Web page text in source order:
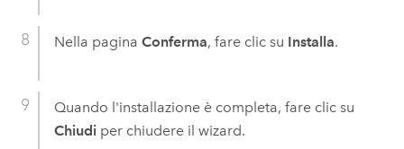
Nella pagina Conferma, fare clic su Installa.
Quando l'installazione è completa, fare clic su
Chiudiper chiudere il wizard.